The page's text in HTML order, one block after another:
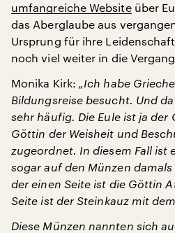
umfangreiche Websiteüber
das Aberglaube aus
Ursprung für ihre
noch viel weiter in die
Monika Kirk: „Ich habe
Bildungsreise besucht. Und
sehr häufig. Die Eule ist ja der
Göttin der Weisheit und
zugeordnet. In diesem Fall ist
sogar auf den Münzen
der einen Seite ist die Göttin
Seite ist der Steinkauz mit
Diese Münzen nannten sich